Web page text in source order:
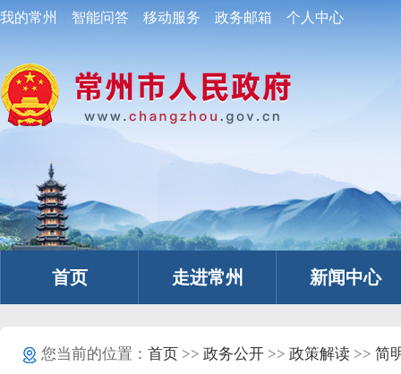
我的常州 智能问答 移动服务 政务邮箱 个人中心
首页 走进常州 新闻中心
您当前的位置： 首页>> 政务公开>> 政策解读>> 简